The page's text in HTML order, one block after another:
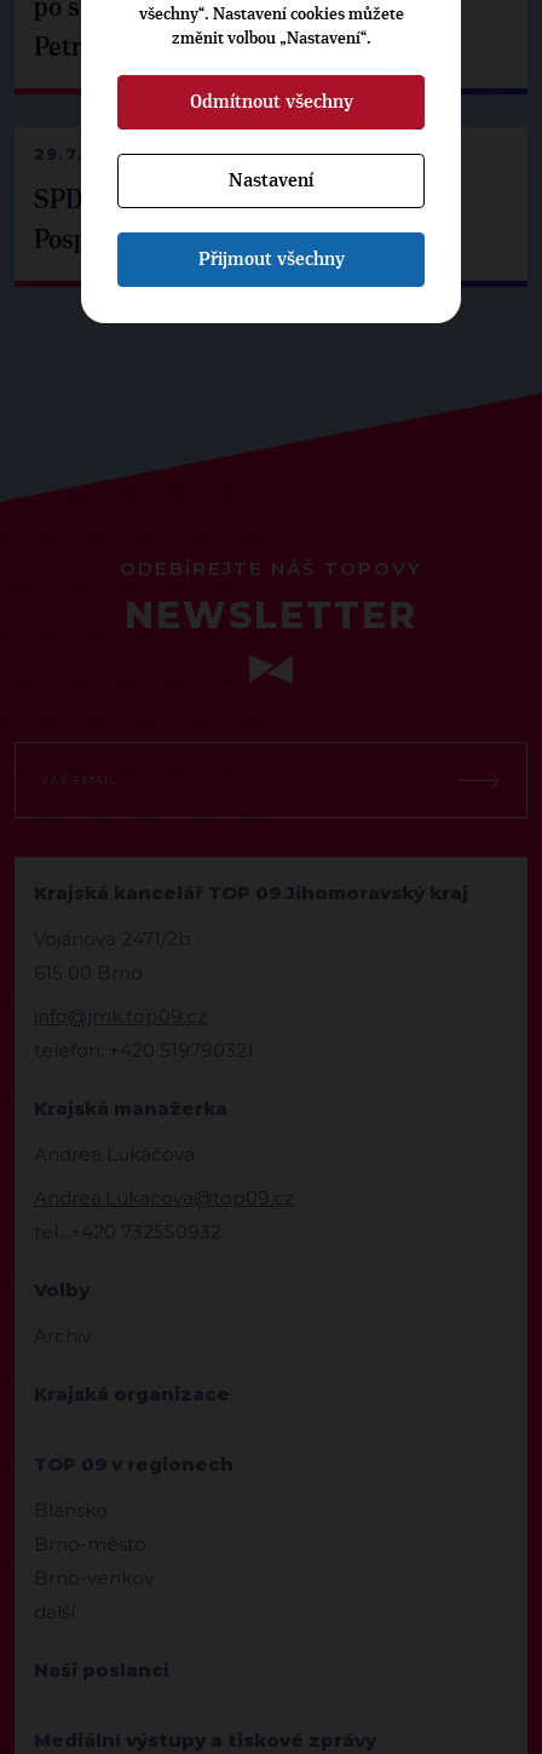
po setkání s prezidentem republiky
Petrem Pavlem
29.7.2026
SPD už není ve zprávě o extremismu.
Pospíšil: Je tu pachuť
ODEBÍREJTE NÁŠ TOPOVÝ
NEWSLETTER
Krajská kancelář TOP 09 Jihomoravský kraj
Vojanova 2471/2b
615 00 Brno
info@jmk.top09.cz
telefon: +420 519790321
Krajská manažerka
Andrea Lukáčová
Andrea.Lukacova@top09.cz
tel.: +420 732550932
Volby
Archiv
Krajská organizace
TOP 09 v regionech
Blansko
Brno-město
Brno-venkov
další
Naši poslanci
Mediální výstupy a tiskové zprávy
všechny“. Nastavení cookies můžete
změnit volbou „Nastavení“.
Odmítnout všechny
Nastavení
Přijmout všechny